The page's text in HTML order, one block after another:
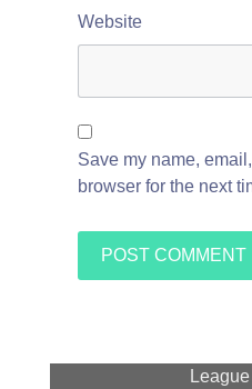
Website
Save my name,
browser for the next